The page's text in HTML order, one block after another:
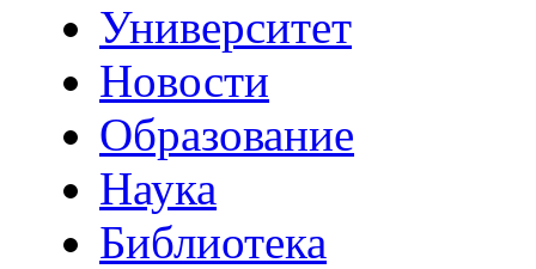
Университет
Новости
Образование
Наука
Библиотека